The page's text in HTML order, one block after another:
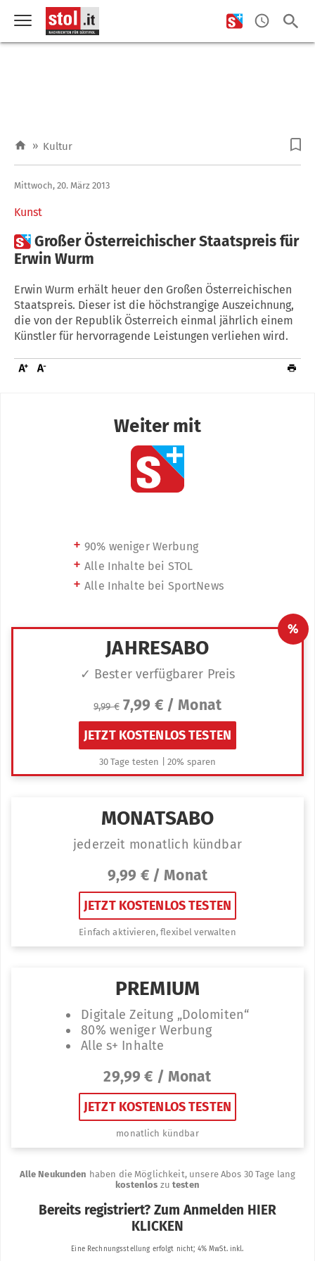
» Kultur
Kunst
Mittwoch, 20. März 2013
Großer Österreichischer Staatspreis für
Erwin Wurm
Erwin Wurm erhält heuer den Großen Österreichischen
Staatspreis. Dieser ist die höchstrangige Auszeichnung,
die von der Republik Österreich einmal jährlich einem
Künstler für hervorragende Leistungen verliehen wird.